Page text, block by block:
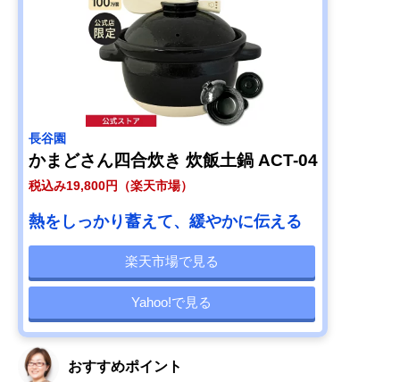
長谷園
かまどさん四合炊き 炊飯土鍋 ACT-04
税込み19,800円（楽天市場）
熱をしっかり蓄えて、緩やかに伝える
楽天市場で見る
Yahoo!で見る
おすすめポイント